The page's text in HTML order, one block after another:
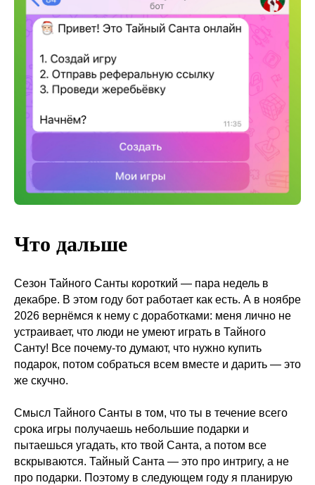
Что дальше
Сезон Тайного Санты короткий — пара недель в
декабре. В этом году бот работает как есть. А в ноябре
2026 вернёмся к нему с доработками: меня лично не
устраивает, что люди не умеют играть в Тайного
Санту! Все почему-то думают, что нужно купить
подарок, потом собраться всем вместе и дарить — это
же скучно.
Смысл Тайного Санты в том, что ты в течение всего
срока игры получаешь небольшие подарки и
пытаешься угадать, кто твой Санта, а потом все
вскрываются. Тайный Санта — это про интригу, а не
про подарки. Поэтому в следующем году я планирую